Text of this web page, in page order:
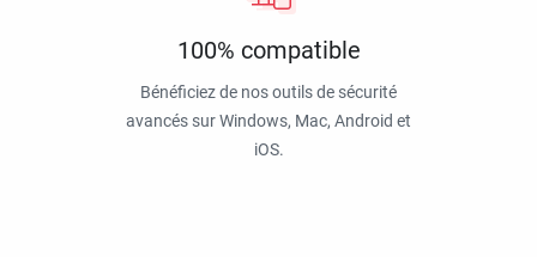
100% compatible
Bénéficiez de nos outils de sécurité
avancés sur Windows, Mac, Android et
iOS.